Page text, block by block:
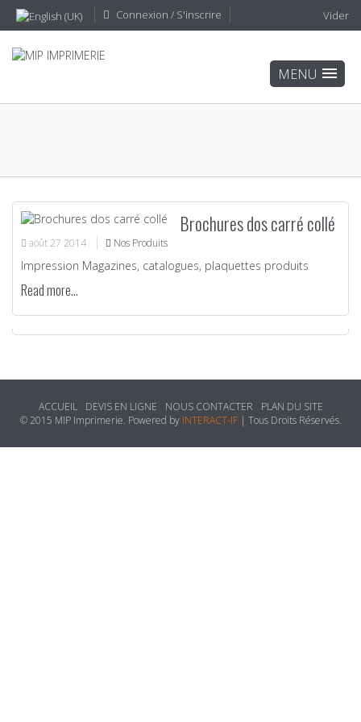
Connexion / S'inscrire Vider
Brochures dos carré collé
août 27 2014 Nos Produits
Impression Magazines, catalogues, plaquettes produits
Read more...
ACCUEIL DEVIS EN LIGNE NOUS CONTACTER
PLAN DU SITE
© 2015 MIP Imprimerie. Powered by INTERACT-IF| Tous Droits Réservés.